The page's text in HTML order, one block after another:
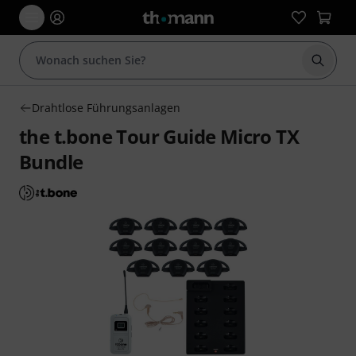
Suche
Drahtlose Führungsanlagen
the t.bone Tour Guide Micro TX
Bundle